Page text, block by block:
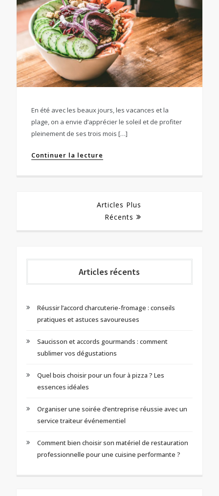
En été avec les beaux jours, les vacances et la
plage, on a envie d’apprécier le soleil et de profiter
pleinement de ses trois mois […]
Continuer la lecture
Navigation
des
articles
Articles Plus
Récents
Articles récents
Réussir l’accord charcuterie-fromage : conseils
pratiques et astuces savoureuses
Saucisson et accords gourmands : comment
sublimer vos dégustations
Quel bois choisir pour un four à pizza ? Les
essences idéales
Organiser une soirée d’entreprise réussie avec un
service traiteur événementiel
Comment bien choisir son matériel de restauration
professionnelle pour une cuisine performante ?